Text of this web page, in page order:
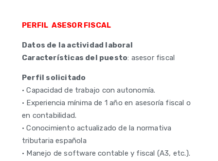
PERFIL ASESOR FISCAL
Datos de la actividad laboral
Características del puesto: asesor fiscal
Perfil solicitado
• Capacidad de trabajo con autonomía.
• Experiencia mínima de 1 año en asesoría fiscal o
en contabilidad.
• Conocimiento actualizado de la normativa
tributaria española
• Manejo de software contable y fiscal (A3, etc.).